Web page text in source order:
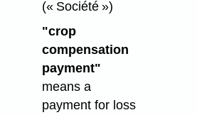
(« Société »)
"crop
compensation
payment"
means a
payment for loss